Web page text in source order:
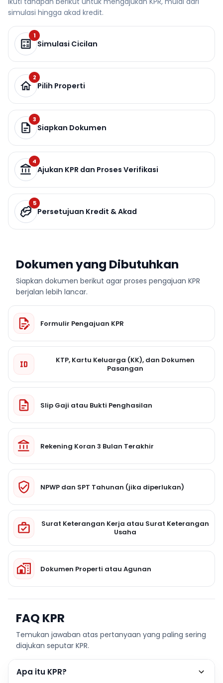
simulasi hingga akad kredit.
1
Simulasi Cicilan
2
Pilih Properti
3
Siapkan Dokumen
4
Ajukan KPR dan Proses Verifikasi
5
Persetujuan Kredit & Akad
Dokumen yang Dibutuhkan
Siapkan dokumen berikut agar proses pengajuan KPR
berjalan lebih lancar.
Formulir Pengajuan KPR
KTP, Kartu Keluarga (KK), dan Dokumen
Pasangan
Slip Gaji atau Bukti Penghasilan
Rekening Koran 3 Bulan Terakhir
NPWP dan SPT Tahunan (jika diperlukan)
Surat Keterangan Kerja atau Surat Keterangan
Usaha
Dokumen Properti atau Agunan
FAQ KPR
Temukan jawaban atas pertanyaan yang paling sering
diajukan seputar KPR.
Apa itu KPR?